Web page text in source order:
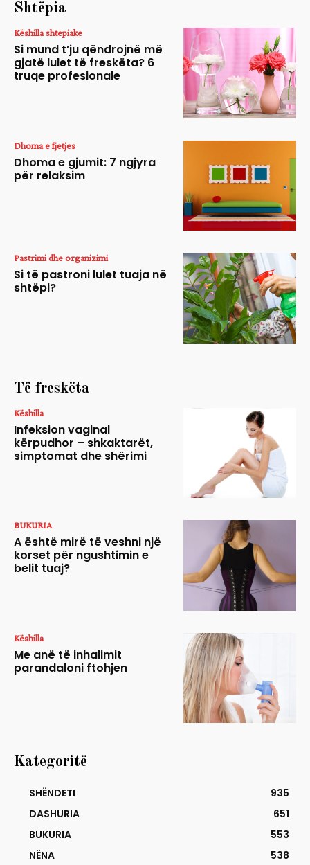
Shtëpia
Këshilla shtepiake
Si mund t’ju qëndrojnë më
gjatë lulet të freskëta? 6
truqe profesionale
Dhoma e fjetjes
Dhoma e gjumit: 7 ngjyra
për relaksim
Pastrimi dhe organizimi
Si të pastroni lulet tuaja në
shtëpi?
Të freskëta
Këshilla
Infeksion vaginal
kërpudhor – shkaktarët,
simptomat dhe shërimi
BUKURIA
A është mirë të veshni një
korset për ngushtimin e
belit tuaj?
Këshilla
Me anë të inhalimit
parandaloni ftohjen
Kategoritë
SHËNDETI
935
DASHURIA
651
BUKURIA
553
NËNA
538